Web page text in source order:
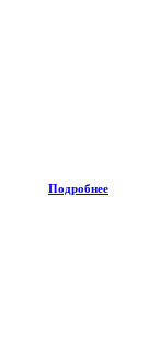
Подробнее